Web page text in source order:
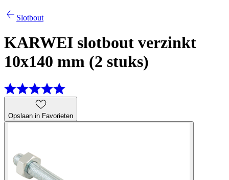
Slotbout
KARWEI slotbout verzinkt
10x140 mm (2 stuks)
Opslaan in Favorieten